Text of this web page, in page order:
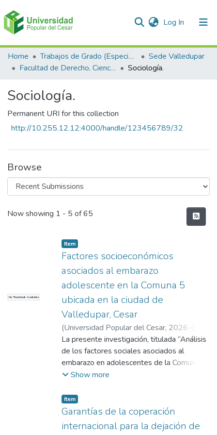
Log In (current)
Communities & Collections
Statistics
Home Trabajos de Grado (Especializaciones y Pregrados)
Sede Valledupar
Facultad de Derecho, Ciencias Políticas y Sociales.
Sociología.
Sociología.
Permanent URI for this collection
http://10.255.12.12:4000/handle/123456789/32
Browse
Recent Submissions
Now showing 1 - 5 of 65
No Thumbnail Available
Item
Factores socioeconómicos
asociados al embarazo
adolescente en la Comuna 5
ubicada en la ciudad de
Valledupar, Cesar
(Universidad Popular del Cesar, 2026-07-
27 )Rodriguez Montero, Danna Jaireth;
Monsalve Castillo, Jesus Alexander
La presente investigación, titulada “Análisis
de los factores sociales asociados al
embarazo en adolescentes de la Comuna 5
del municipio de Valledupar”, tuvo como
sociales que inciden en el embarazo
adolescente, reconociendo esta
problemática como un fenómeno que afecta
el desarrollo personal, familiar y social de
Show more
Item
Garantías de la coperación
internacional para la dejación de